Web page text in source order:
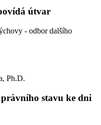
útvar
- odbor dalšího
Ph.D.
stavu ke dni